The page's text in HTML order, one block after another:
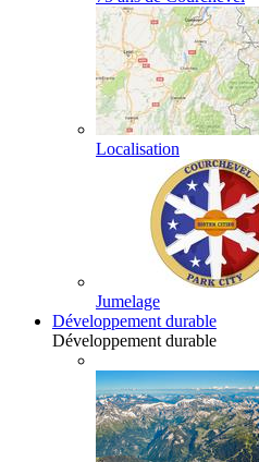
Localisation
Jumelage
Développement durable
Développement durable